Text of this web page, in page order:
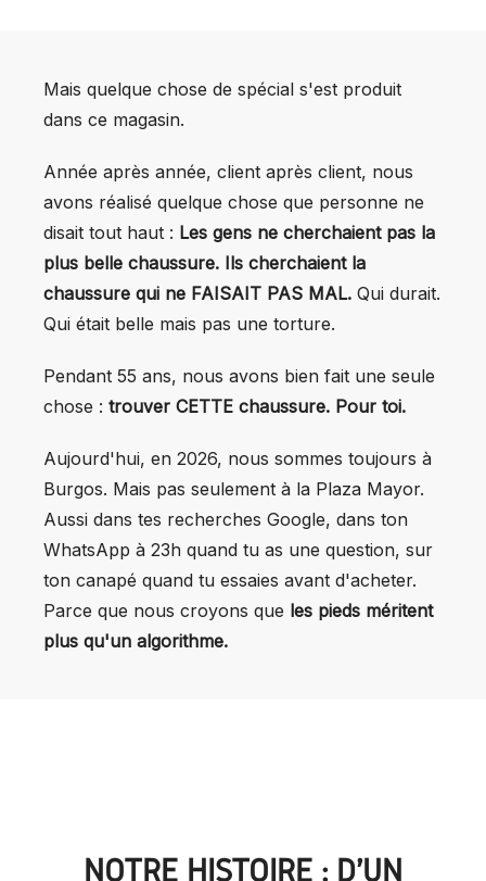
Mais quelque chose de spécial s'est produit
dans ce magasin.
Année après année, client après client, nous
avons réalisé quelque chose que personne ne
disait tout haut : Les gens ne cherchaient pas la
plus belle chaussure. Ils cherchaient la
chaussure qui ne FAISAIT PAS MAL. Qui durait.
Qui était belle mais pas une torture.
Pendant 55 ans, nous avons bien fait une seule
chose : trouver CETTE chaussure. Pour toi.
Aujourd'hui, en 2026, nous sommes toujours à
Burgos. Mais pas seulement à la Plaza Mayor.
Aussi dans tes recherches Google, dans ton
WhatsApp à 23h quand tu as une question, sur
ton canapé quand tu essaies avant d'acheter.
Parce que nous croyons que les pieds méritent
plus qu'un algorithme.
NOTRE HISTOIRE : D'UN